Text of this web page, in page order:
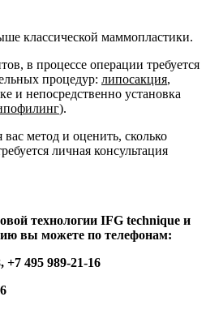
классической маммопластики.
в процессе операции требуется
процедур: липосакция,
и непосредственно установка
).
метод и оценить, сколько
личная консультация
технологии IFG technique и
вы можете по телефонам:
, +7 495 989-21-16